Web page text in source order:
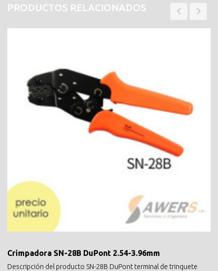
PRODUCTOS RELACIONADOS
Crimpadora SN-28B DuPont 2.54-3.96mm
Descripción del producto SN-28B DuPont terminal de trinquete